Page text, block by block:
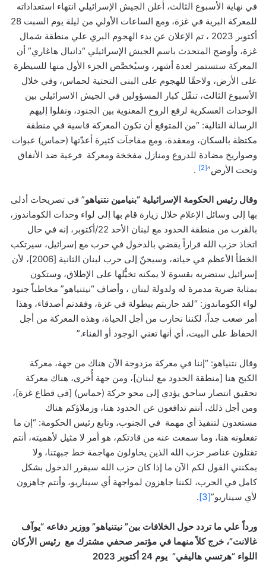
في نهاية الأسبوع الثالث، أعلن الجيش الإسرائيلي انتهاء استعداداته
للمعركة البرية في غزة، ومع الساعات الأولي من ليلة يوم السبت 28
أكتوبر 2023 ، تم الإعلان عن بدء الهجوم البري علي منطقة شمال
غزة، وأوضح المتحدث باسم الجيش الإسرائيلي “دانيال هاغاري” أن
المعركة ستستمر لعدة أشهر، وسيُخصَّص الجزء الأول منها للسيطرة
على الأرض، ولاحقًا للهجوم على البنى التحتية لحماس، وفي خلال
الأسبوع الثالث، تنقّل كبار المسؤولين في الجيش الاسرائيلي بين
الوحدات العسكرية لرفع الروح المعنوية بين الجنود، ونقلوا إليهم
الرسالة التالية: “من المتوقع أن تكون المعركة قاسية في منطقة
مكتظة بالسكان، ومعقدة، ومع مفاجآت كثيرة أعدّتها (حماس) عبوات
وصواريخ مضادة للدروع ومنازل مفخخة ومعركة فرعية ضد الأنفاق
وتحت الأرض”[2]
.
وقال رئيس الحكومة الإسرائيلية “بنيامين نتنياهو” في تصريحات أدلى
بها إلى وسائل الإعلام خلال زيارة قام بها إلى لواء وحدات الكوماندوز،
بالقرب من منطقة الحدود مع لبنان الأحد 22/أكتوبر، إنه في حال
اتخاذ حزب الله قراراً يقضي بالدخول في حرب مع إسرائيل، سيرتكب
الخطأ الأعظم في حياته، وسيحنّ إلى حرب لبنان الثانية [2006]، لأن
إسرائيل ستضربه بقسوة لا يمكنه تخيُّلها على الإطلاق، وستكون
بمثابة ضربة مدمرة له ولدولة لبنان ، وأضاف “نيتنياهو” مخاطباً جنود
لواء الكوماندوز: “لقد حاربتم ببطولة في غزة، وفقدتم أصدقاء، وهذا
أمر صعب جداً، لكننا نحارب من أجل الحياة، وهذه المعركة من أجل
الحفاظ على البيت، أي أنها تعني الوجود أو الفناء.”
وقال نتنياهو: “إننا في معركة مزدوجة الآن هناك من جهة، معركة
الكبح هنا [منطقة الحدود مع لبنان]، ومن جهة أُخرى، هناك معركة
تحقيق انتصار ساحق يؤدي إلى محو حركة (حماس) [في قطاع غزة]،
ومن أجل ذلك، أنتم تدافعون عن الحدود هنا، وزملاؤكم هناك
مستعدون لتنفيذ أي مهمة في الجنوب، وتابع رئيس الحكومة: “إن ما
تفعلونه هنا، وما سمعت عنه من قادتكم، هو أمر لا مثيل لأهميته، أنتم
تقتلون عناصر حزب الله الذين يحاولون مهاجمة خط جبهتنا، ولا
يمكنني القول لكم الآن ما إذا كان حزب الله سيقرر الدخول بشكل
كامل في الحرب، لكننا جاهزون لمواجهة أي سيناريو، وأنتم جاهزون
لأي سيناريو”[3]
.
ورداً علي ما تردد حول الخلافات بين” نيتنياهو” ووز ير دفاعه “يوآف
غالانت”، خرج كلاً منهما في مؤتمر صحفي مشترك مع رئيس الأركان
اللواء “هرتسي هاليفي” يوم 24 أكتوبر 2023